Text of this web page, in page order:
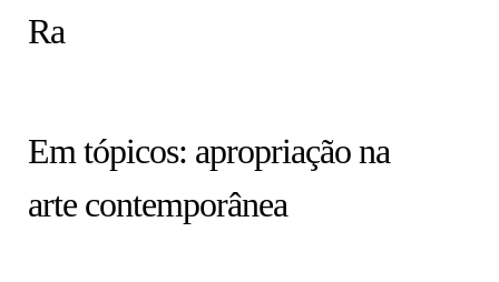
Ra
Em tópicos: apropriação na
arte contemporânea